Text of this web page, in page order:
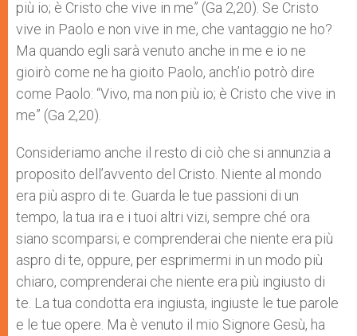
più io; è Cristo che vive in me” (Ga 2,20). Se Cristo
vive in Paolo e non vive in me, che vantaggio ne ho?
Ma quando egli sarà venuto anche in me e io ne
gioirò come ne ha gioito Paolo, anch’io potrò dire
come Paolo: “Vivo, ma non più io; è Cristo che vive in
me” (Ga 2,20).
Consideriamo anche il resto di ciò che si annunzia a
proposito dell’avvento del Cristo. Niente al mondo
era più aspro di te. Guarda le tue passioni di un
tempo, la tua ira e i tuoi altri vizi, sempre ché ora
siano scomparsi; e comprenderai che niente era più
aspro di te, oppure, per esprimermi in un modo più
chiaro, comprenderai che niente era più ingiusto di
te. La tua condotta era ingiusta, ingiuste le tue parole
e le tue opere. Ma è venuto il mio Signore Gesù, ha